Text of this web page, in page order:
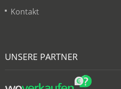
Kontakt
UNSERE PARTNER